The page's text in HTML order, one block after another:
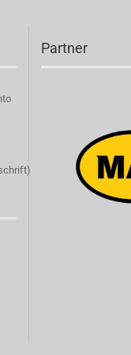
Partner